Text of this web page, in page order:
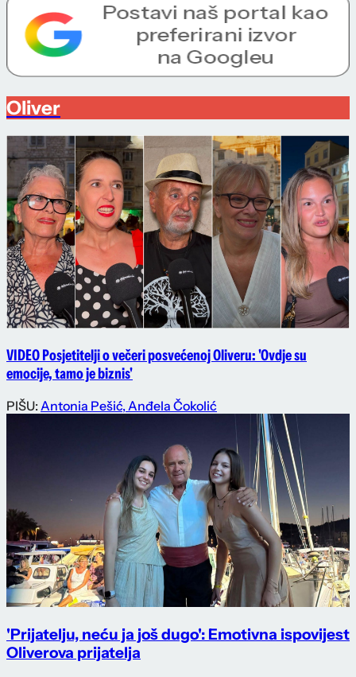
Oliver
VIDEO Posjetitelji o večeri posvećenoj Oliveru: 'Ovdje su
emocije, tamo je biznis'
PIŠU: Antonia Pešić,Anđela Čokolić
'Prijatelju, neću ja još dugo': Emotivna ispovijest
Oliverova prijatelja